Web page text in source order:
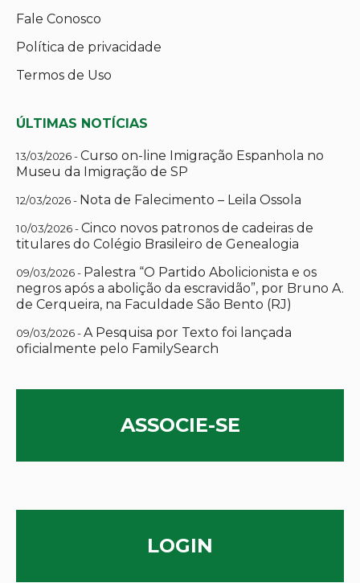
Fale Conosco
Política de privacidade
Termos de Uso
ÚLTIMAS NOTÍCIAS
13/03/2026 -Curso on-line Imigração Espanhola no
Museu da Imigração de SP
12/03/2026 - Nota de Falecimento – Leila Ossola
10/03/2026 -Cinco novos patronos de cadeiras de
titulares do Colégio Brasileiro de Genealogia
09/03/2026 - Palestra “O Partido Abolicionista e os
negros após a abolição da escravidão”, por Bruno A.
de Cerqueira, na Faculdade São Bento (RJ)
09/03/2026 -A Pesquisa por Texto foi lançada
oficialmente pelo FamilySearch
ASSOCIE-SE
LOGIN